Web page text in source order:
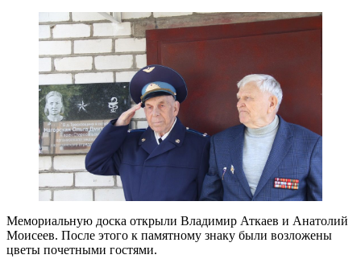
Мемориальную доска открыли Владимир Аткаев и Анатолий
Моисеев. После этого к памятному знаку были возложены
цветы почетными гостями.